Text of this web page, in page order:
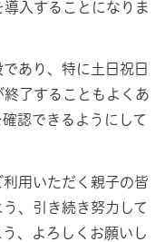
入することになりま
あり、特に土日祝日
了することもよくあ
認できるようにして
用いただく親子の皆
、引き続き努力して
、よろしくお願いし